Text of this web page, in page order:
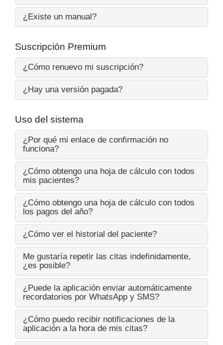
¿Existe un manual?
Suscripción Premium
¿Cómo renuevo mi suscripción?
¿Hay una versión pagada?
Uso del sistema
¿Por qué mi enlace de confirmación no
funciona?
¿Cómo obtengo una hoja de cálculo con todos
mis pacientes?
¿Cómo obtengo una hoja de cálculo con todos
los pagos del año?
¿Cómo ver el historial del paciente?
Me gustaría repetir las citas indefinidamente,
¿es posible?
¿Puede la aplicación enviar automáticamente
recordatorios por WhatsApp y SMS?
¿Cómo puedo recibir notificaciones de la
aplicación a la hora de mis citas?